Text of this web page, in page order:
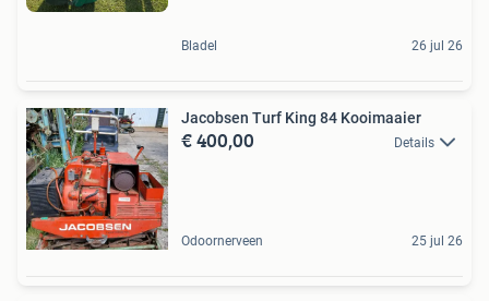
Bladel 26 jul 26
Jacobsen Turf King 84 Kooimaaier
€ 400,00 Details
Odoornerveen 25 jul 26